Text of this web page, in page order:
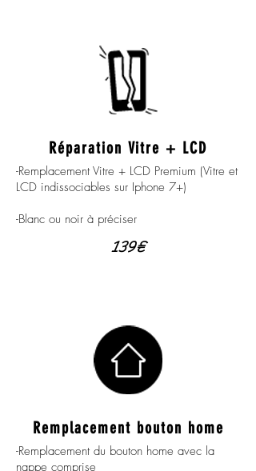
Réparation Vitre + LCD
-Remplacement Vitre + LCD Premium (Vitre et
LCD indissociables sur Iphone 7+)
-Blanc ou noir à préciser
139€
Remplacement bouton home
-Remplacement du bouton home avec la
nappe comprise